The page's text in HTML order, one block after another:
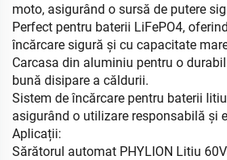
moto, asigurând o sursă de putere
Perfect pentru baterii LiFePO4,
încărcare sigură și cu capacitate
Carcasa din aluminiu pentru o
bună disipare a căldurii.
Sistem de încărcare pentru baterii
asigurând o utilizare responsabilă și
Aplicații:
Sărătorul automat PHYLION Litiu